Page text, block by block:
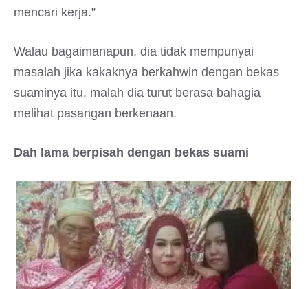
mencari kerja.”
Walau bagaimanapun, dia tidak mempunyai
masalah jika kakaknya berkahwin dengan bekas
suaminya itu, malah dia turut berasa bahagia
melihat pasangan berkenaan.
Dah lama berpisah dengan bekas suami